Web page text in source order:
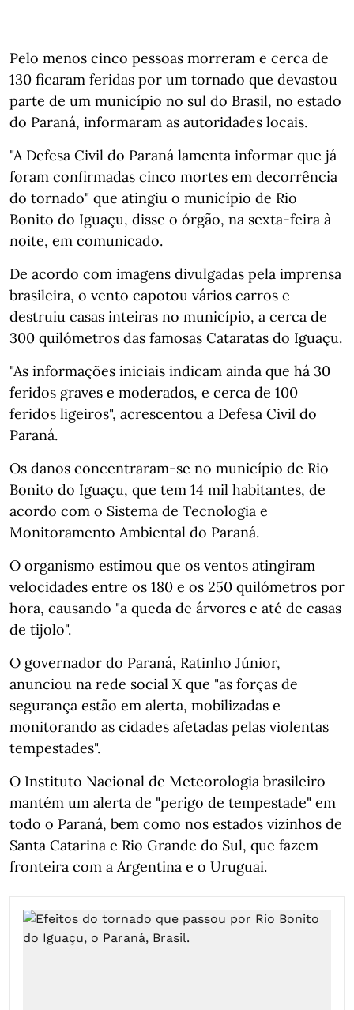
Pelo menos cinco pessoas morreram e cerca de
130 ficaram feridas por um tornado que devastou
parte de um município no sul do Brasil, no estado
do Paraná, informaram as autoridades locais.
"A Defesa Civil do Paraná lamenta informar que já
foram confirmadas cinco mortes em decorrência
do tornado" que atingiu o município de Rio
Bonito do Iguaçu, disse o órgão, na sexta-feira à
noite, em comunicado.
De acordo com imagens divulgadas pela imprensa
brasileira, o vento capotou vários carros e
destruiu casas inteiras no município, a cerca de
300 quilómetros das famosas Cataratas do Iguaçu.
"As informações iniciais indicam ainda que há 30
feridos graves e moderados, e cerca de 100
feridos ligeiros", acrescentou a Defesa Civil do
Paraná.
Os danos concentraram-se no município de Rio
Bonito do Iguaçu, que tem 14 mil habitantes, de
acordo com o Sistema de Tecnologia e
Monitoramento Ambiental do Paraná.
O organismo estimou que os ventos atingiram
velocidades entre os 180 e os 250 quilómetros por
hora, causando "a queda de árvores e até de casas
de tijolo".
O governador do Paraná, Ratinho Júnior,
anunciou na rede social X que "as forças de
segurança estão em alerta, mobilizadas e
monitorando as cidades afetadas pelas violentas
tempestades".
O Instituto Nacional de Meteorologia brasileiro
mantém um alerta de "perigo de tempestade" em
todo o Paraná, bem como nos estados vizinhos de
Santa Catarina e Rio Grande do Sul, que fazem
fronteira com a Argentina e o Uruguai.